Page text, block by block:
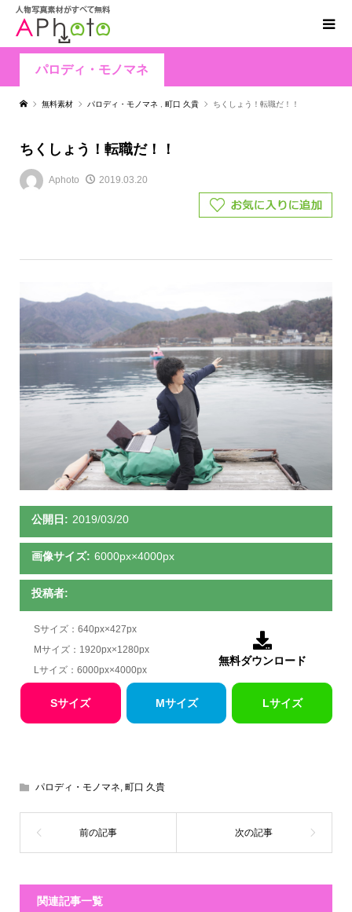
パロディ・モノマネ
無料素材 パロディ・モノマネ 町口 久貴 ちくしょう！転職だ！！
ちくしょう！転職だ！！
Aphoto 2019.03.20
公開日: 2019/03/20
画像サイズ: 6000px×4000px
投稿者:
Sサイズ：640px×427px
Mサイズ：1920px×1280px
Lサイズ：6000px×4000px

無料ダウンロード
Sサイズ Mサイズ Lサイズ
パロディ・モノマネ, 町口 久貴
関連記事一覧